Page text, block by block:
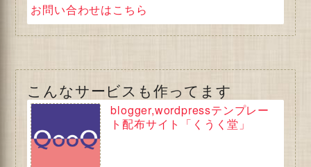
お問い合わせはこちら
こんなサービスも作ってます
blogger,wordpressテンプレー
ト配布サイト「くうく堂」